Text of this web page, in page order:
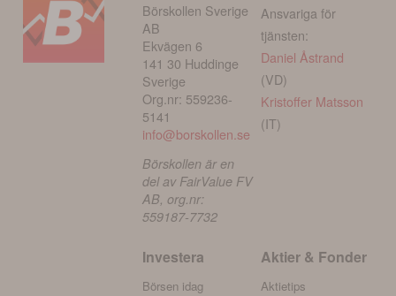
Börskollen Sverige
AB
Ekvägen 6
141 30 Huddinge
Sverige
Org.nr: 559236-
5141
info@borskollen.se
Börskollen är en
del av FairValue FV
AB, org.nr:
559187-7732
Ansvariga för
tjänsten:
Daniel Åstrand
(VD)
Kristoffer Matsson
(IT)
Investera
Börsen idag
Aktier & Fonder
Aktietips